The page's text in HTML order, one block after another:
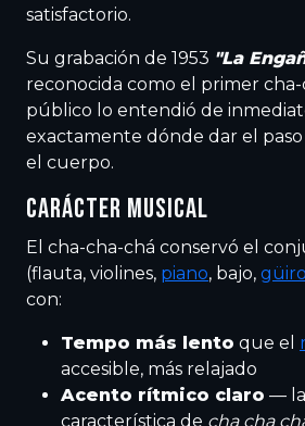
satisfactorio.
Su grabación de 1953 "La
reconocida como el primer cha-
público lo entendió de
exactamente dónde dar el
el cuerpo.
CARÁCTER MUSICAL
El cha-cha-chá conservó el
(flauta, violines, piano, bajo, güiro
con:
Tempo más lento que el
accesible, más relajado
Acento rítmico claro —
característica de cha cha